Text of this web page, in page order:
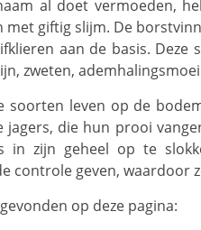
met giftig slijm. De
aan de basis.
zweten,
jagers, die hun prooi
in zijn geheel op te
controle geven, waardoor
op deze pagina: